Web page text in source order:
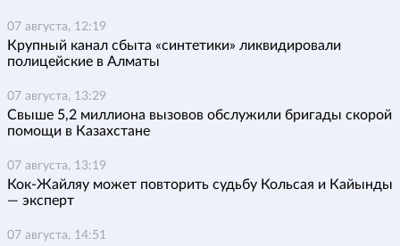
07 августа, 12:19
Крупный канал сбыта «синтетики» ликвидировали
полицейские в Алматы
07 августа, 13:29
Свыше 5,2 миллиона вызовов обслужили бригады скорой
помощи в Казахстане
07 августа, 13:19
Кок-Жайляу может повторить судьбу Кольсая и Кайынды
— эксперт
07 августа, 14:51